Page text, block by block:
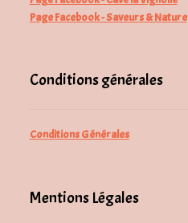
Page Facebook - Saveurs & Nature
Conditions générales
Conditions Générales
Mentions Légales